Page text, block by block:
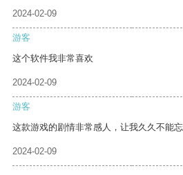
2024-02-09
游客
这个软件我非常喜欢
2024-02-09
游客
这款游戏的剧情非常感人，让我久久不能忘
2024-02-09